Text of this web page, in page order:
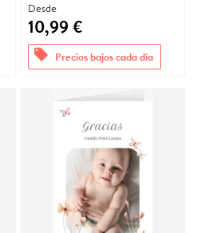
Desde
10,99 €
offers Precios bajos cada día